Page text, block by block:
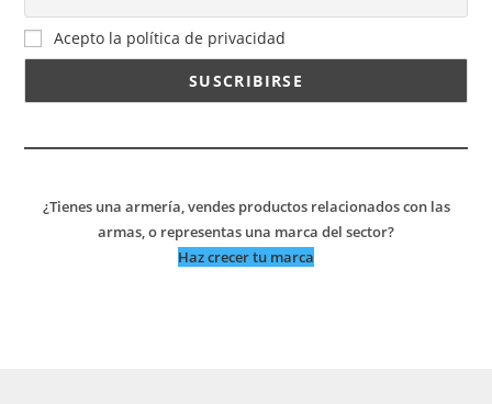
Acepto la política de privacidad
¿Tienes una armería, vendes productos relacionados con las
armas, o representas una marca del sector?
Haz crecer tu marca